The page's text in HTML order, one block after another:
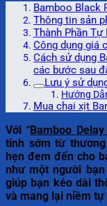
Bamboo Black
Thông tin sản
Thành Phần
Công dụng giá
Cách sử dụng
các bước sau
Lưu ý sử
Hướng
Mua chai xịt
Với “Bamboo
tinh sớm từ
hẹn đem đến cho
như một người
giúp bạn kéo dài
và mang lại niềm